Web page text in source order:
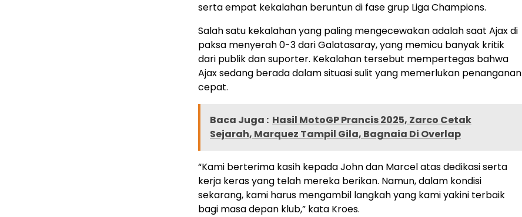
serta empat kekalahan beruntun di fase grup Liga Champions.
Salah satu kekalahan yang paling mengecewakan adalah saat Ajax di
paksa menyerah 0-3 dari Galatasaray, yang memicu banyak kritik
dari publik dan suporter. Kekalahan tersebut mempertegas bahwa
Ajax sedang berada dalam situasi sulit yang memerlukan penanganan
cepat.
Baca Juga : Hasil MotoGP Prancis 2025, Zarco Cetak
Sejarah, Marquez Tampil Gila, Bagnaia Di Overlap
“Kami berterima kasih kepada John dan Marcel atas dedikasi serta
kerja keras yang telah mereka berikan. Namun, dalam kondisi
sekarang, kami harus mengambil langkah yang kami yakini terbaik
bagi masa depan klub,” kata Kroes.